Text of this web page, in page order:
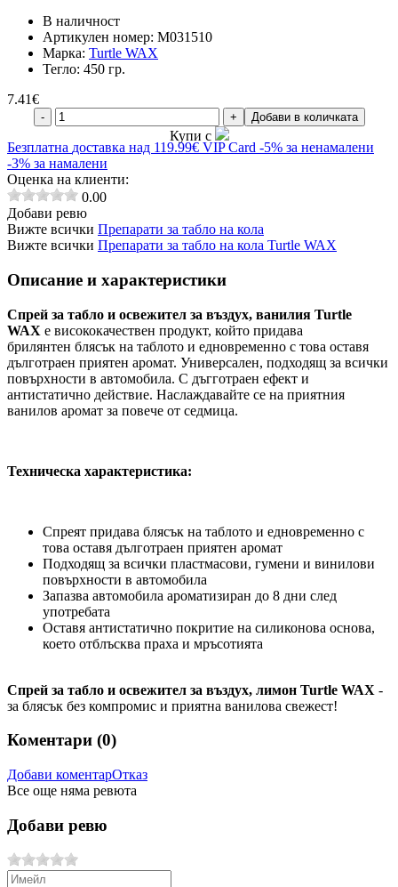
В наличност
Артикулен номер: M031510
Марка: Turtle WAX
Тегло: 450 гр.
7.41€
- + Добави в количката
Купи с
Безплатна доставка над 119.99€ VIP Card -5% за ненамалени
-3% за намалени
Оценка на клиенти:
0.00
Добави ревю
Вижте всички Препарати за табло на кола
Вижте всички Препарати за табло на кола Turtle WAX
Описание и характеристики
Спрей за табло и освежител за въздух, ванилия Turtle
WAX е висококачествен продукт, който придава
брилянтен блясък на таблото и едновременно с това оставя
дълготраен приятен аромат. Универсален, подходящ за всички
повърхности в автомобила. С дъгготраен ефект и
антистатично действие. Наслаждавайте се на приятния
ванилов аромат за повече от седмица.
Техническа характеристика:
Спреят придава блясък на таблото и едновременно с
това оставя дълготраен приятен аромат
Подходящ за всички пластмасови, гумени и винилови
повърхности в автомобила
Запазва автомобила ароматизиран до 8 дни след
употребата
Оставя антистатично покритие на силиконова основа,
което отблъсква праха и мръсотията
Спрей за табло и освежител за въздух, лимон Turtle WAX -
за блясък без компромис и приятна ванилова свежест!
Коментари (0)
Добави коментарОтказ
Все още няма ревюта
Добави ревю